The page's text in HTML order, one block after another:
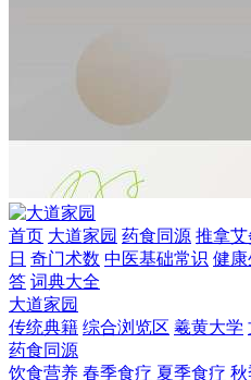
首页 大道家园 药食同源 推拿艾
日 奇门术数 中医基础常识 健
答 词典大全
大道家园
传统典籍 综合浏览区 羲黄大学
药食同源
饮食营养 春季食疗 夏季食疗 秋